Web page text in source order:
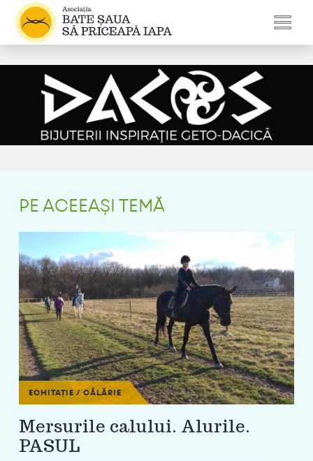
PE ACEEAȘI TEMĂ
ECHITAȚIE / CĂLĂRIE
Mersurile calului. Alurile.
PASUL